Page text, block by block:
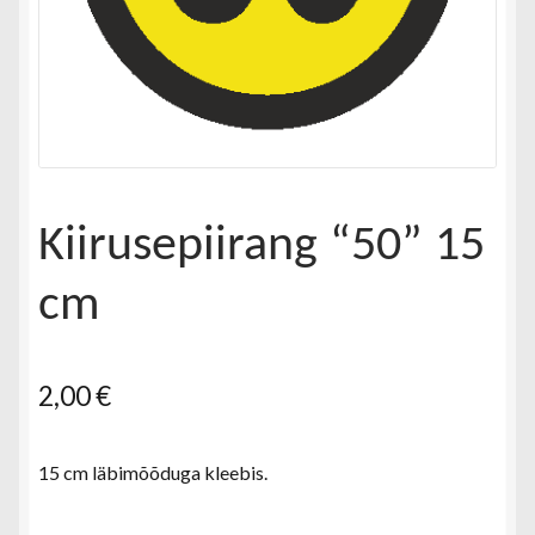
Kiirusepiirang “50” 15
cm
2,00€
15 cm läbimõõduga kleebis.